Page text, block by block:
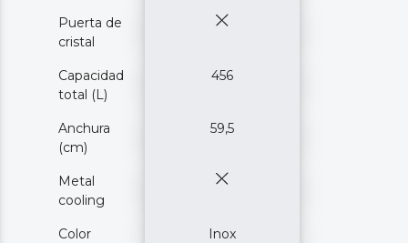
Puerta de
cristal
Capacidad
total (L)
456
Anchura
(cm)
59,5
Metal
cooling
Color Inox